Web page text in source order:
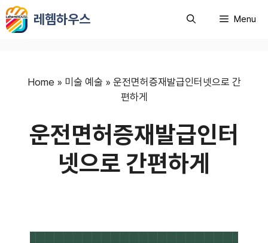
컨
텐
레헴하우스 Menu
Home » 미술 예술 » 운전면허증재발급인터넷으로 간
편하게
운전면허증재발급인터
넷으로 간편하게